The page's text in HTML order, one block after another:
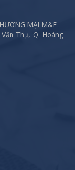
MẠI M&E
Thụ, Q. Hoàng